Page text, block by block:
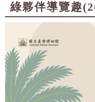
綠夥伴導覽趣